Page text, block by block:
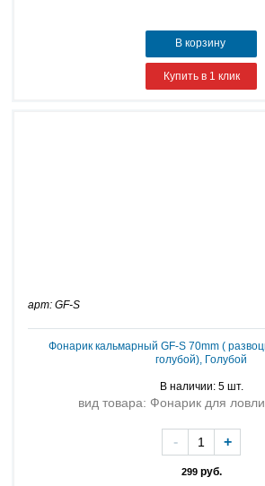
В корзину
Купить в 1 клик
арт: GF-S
Фонарик кальмарный GF-S 70mm (
голубой), Голубой
В наличии: 5 шт.
вид товара: Фонарик для
299руб.
- +